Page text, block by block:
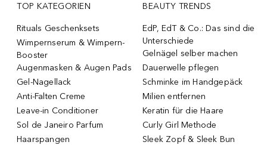
TOP KATEGORIEN
Rituals Geschenksets
Wimpernserum & Wimpern-
Booster
Augenmasken & Augen Pads
Gel-Nagellack
Anti-Falten Creme
Leave-in Conditioner
Sol de Janeiro Parfum
Haarspangen
BEAUTY TRENDS
EdP, EdT & Co.: Das sind die
Unterschiede
Gelnägel selber machen
Dauerwelle pflegen
Schminke im Handgepäck
Milien entfernen
Keratin für die Haare
Curly Girl Methode
Sleek Zopf & Sleek Bun